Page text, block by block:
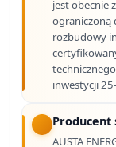
jest obecnie
ograniczoną
rozbudowy
inwestycji
Producent
AUSTA